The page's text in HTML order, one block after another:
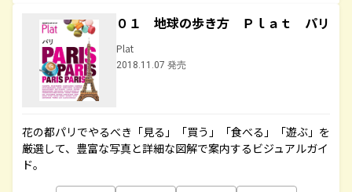
０１ 地球の歩き方 Ｐｌａｔ パリ
Plat
2018.11.07 発売
花の都パリでやるべき「見る」「買う」「食べる」「遊ぶ」を
厳選して、豊富な写真と詳細な図解で案内するビジュアルガイ
ド。